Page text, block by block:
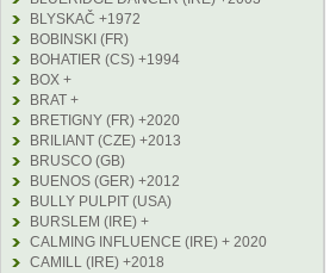
BLYSKAČ +1972
BOBINSKI (FR)
BOHATIER (CS) +1994
BOX +
BRAT +
BRETIGNY (FR) +2020
BRILIANT (CZE) +2013
BRUSCO (GB)
BUENOS (GER) +2012
BULLY PULPIT (USA)
BURSLEM (IRE) +
CALMING INFLUENCE (IRE) + 2020
CAMILL (IRE) +2018